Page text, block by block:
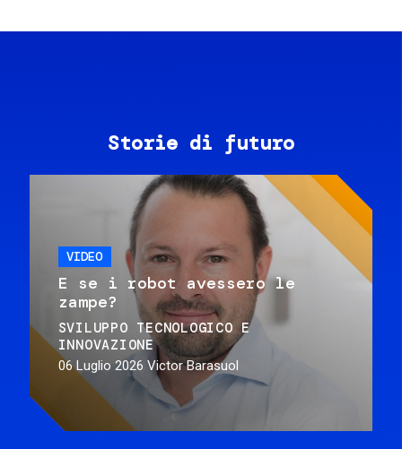
Storie di futuro
VIDEO
E se i robot avessero le
zampe?
SVILUPPO TECNOLOGICO E
INNOVAZIONE
06 Luglio 2026 Victor Barasuol